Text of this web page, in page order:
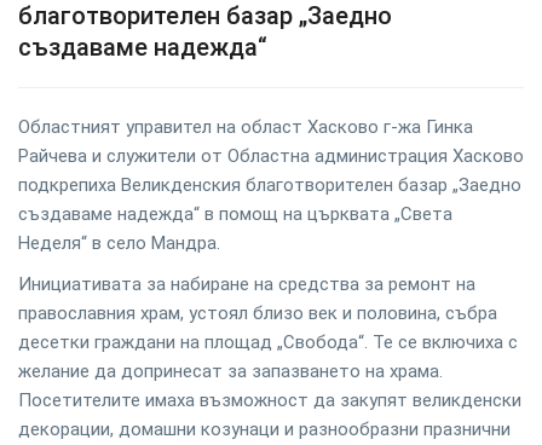
благотворителен базар „Заедно
създаваме надежда“
Областният управител на област Хасково г-жа Гинка
Райчева и служители от Областна администрация Хасково
подкрепиха Великденския благотворителен базар „Заедно
създаваме надежда“ в помощ на църквата „Света
Неделя“ в село Мандра.
Инициативата за набиране на средства за ремонт на
православния храм, устоял близо век и половина, събра
десетки граждани на площад „Свобода“. Те се включиха с
желание да допринесат за запазването на храма.
Посетителите имаха възможност да закупят великденски
декорации, домашни козунаци и разнообразни празнични